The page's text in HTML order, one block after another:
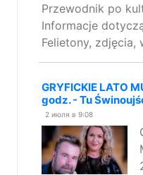
Przewodnik po
Informacje
Felietony, zdjęcia,
GRYFICKIE LATO
godz. - Tu
2 июля в 9:08